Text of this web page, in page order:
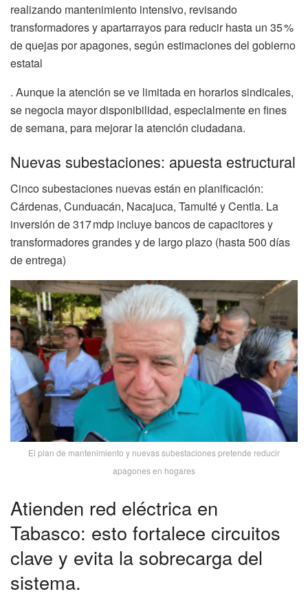
realizando mantenimiento intensivo, revisando
transformadores y apartarrayos para reducir hasta un 35 %
de quejas por apagones, según estimaciones del gobierno
estatal
. Aunque la atención se ve limitada en horarios sindicales,
se negocia mayor disponibilidad, especialmente en fines
de semana, para mejorar la atención ciudadana.
Nuevas subestaciones: apuesta estructural
Cinco subestaciones nuevas están en planificación:
Cárdenas, Cunduacán, Nacajuca, Tamulté y Centla. La
inversión de 317 mdp incluye bancos de capacitores y
transformadores grandes y de largo plazo (hasta 500 días
de entrega)
El plan de mantenimiento y nuevas subestaciones pretende reducir
apagones en hogares
Atienden red eléctrica en
Tabasco: esto fortalece circuitos
clave y evita la sobrecarga del
sistema.